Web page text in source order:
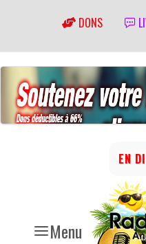
DONS
Menu
EN